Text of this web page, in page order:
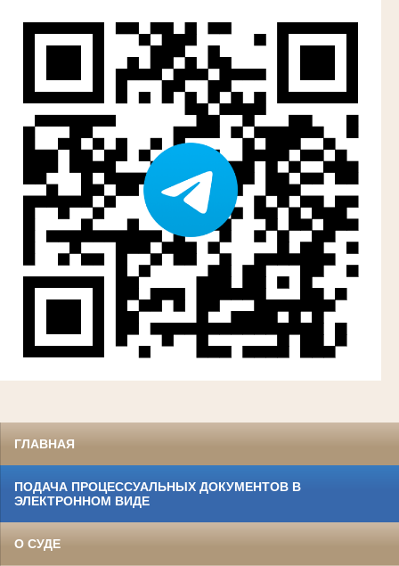
ГЛАВНАЯ
ПОДАЧА ПРОЦЕССУАЛЬНЫХ ДОКУМЕНТОВ В
ЭЛЕКТРОННОМ ВИДЕ
О СУДЕ